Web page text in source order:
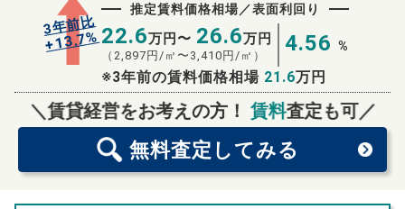
3年前比
+13.7%
推定賃料価格相場／表面利回り
22.6万円〜 26.6万円
（ 2,897 円/㎡〜 3,410 円/㎡） 4.56 %
※3年前の賃料価格相場 21.6万円
＼賃貸経営をお考えの方！ 賃料査定も可／
無料査定 してみる
無料査定スタート！